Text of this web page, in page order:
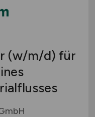
(w/m/d) für